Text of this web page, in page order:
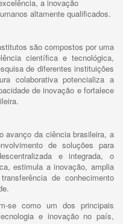
a inovação
altamente qualificados.
são compostos por uma
científica e tecnológica,
de diferentes instituições
colaborativa potencializa a
de inovação e fortalece
avanço da ciência brasileira, a
de soluções para
e integrada, o
estimula a inovação, amplia
de conhecimento
se como um dos principais
e inovação no país,